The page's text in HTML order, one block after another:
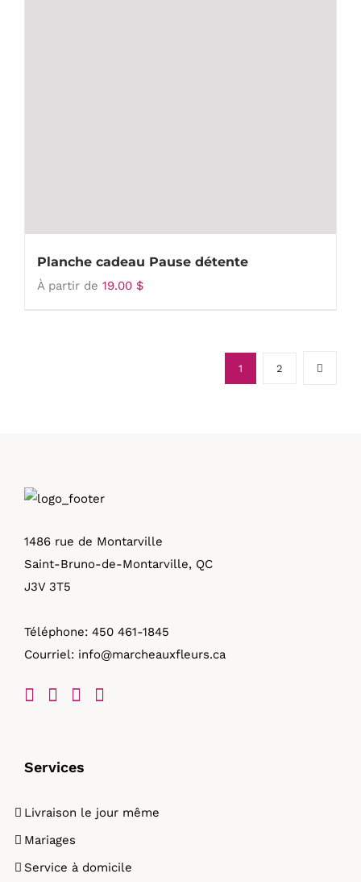
Planche cadeau Pause détente
À partir de 19.00 $
1 2
1486 rue de Montarville
Saint-Bruno-de-Montarville, QC
J3V 3T5
Téléphone: 450 461-1845
Courriel: info@marcheauxfleurs.ca
Services
Livraison le jour même
Mariages
Service à domicile